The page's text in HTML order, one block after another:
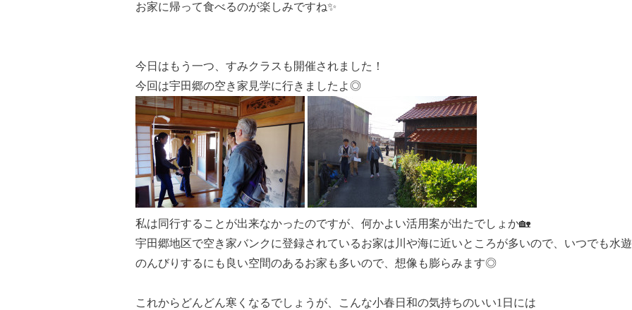
お家に帰って食べるのが楽しみですね✨
今日はもう一つ、すみクラスも開催されました！
今回は宇田郷の空き家見学に行きましたよ◎
私は同行することが出来なかったのですが、何かよい活用案が出たでしょか🏡
宇田郷地区で空き家バンクに登録されているお家は川や海に近いところが多いので、いつでも水
のんびりするにも良い空間のあるお家も多いので、想像も膨らみます◎
これからどんどん寒くなるでしょうが、こんな小春日和の気持ちのいい1日には